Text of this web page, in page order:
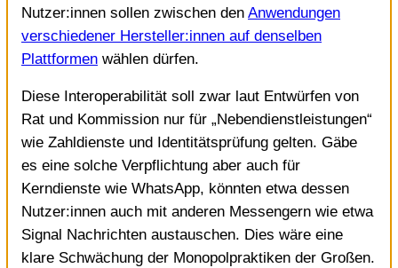
Nutzer:innen sollen zwischen den Anwendungen
verschiedener Hersteller:innen auf denselben
Plattformen wählen dürfen.
Diese Interoperabilität soll zwar laut Entwürfen von
Rat und Kommission nur für „Nebendienstleistungen“
wie Zahldienste und Identitätsprüfung gelten. Gäbe
es eine solche Verpflichtung aber auch für
Kerndienste wie WhatsApp, könnten etwa dessen
Nutzer:innen auch mit anderen Messengern wie etwa
Signal Nachrichten austauschen. Dies wäre eine
klare Schwächung der Monopolpraktiken der Großen.